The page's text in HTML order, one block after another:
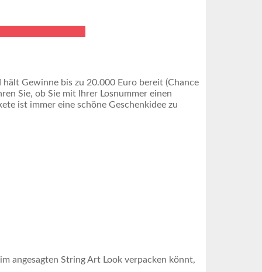
Gewinne bis zu 20.000 Euro bereit (Chance
Sie, ob Sie mit Ihrer Losnummer einen
ist immer eine schöne Geschenkidee zu
angesagten String Art Look verpacken könnt,